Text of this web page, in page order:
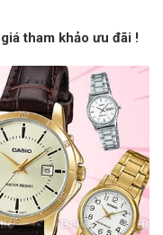
tham khảo ưu đãi !